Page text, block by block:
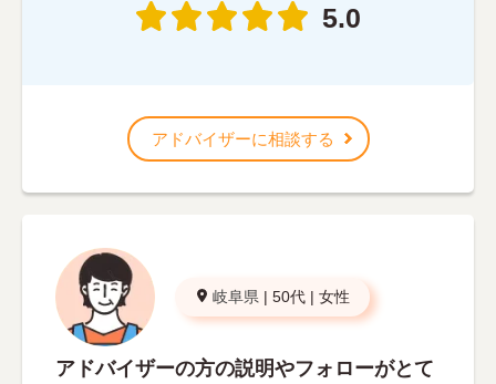
5.0
アドバイザーに相談する
岐阜県 | 50代 | 女性
アドバイザーの方の説明やフォローがとて